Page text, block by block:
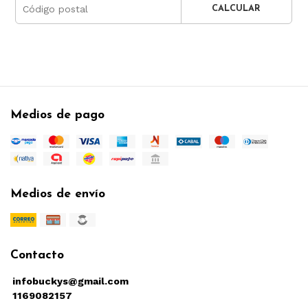
CALCULAR
Medios de pago
Medios de envío
Contacto
infobuckys@gmail.com
1169082157